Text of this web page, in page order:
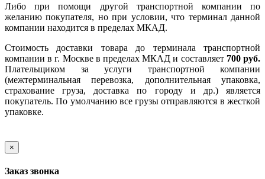
Либо при помощи другой транспортной компании по
желанию покупателя, но при условии, что терминал данной
компании находится в пределах МКАД.
Стоимость доставки товара до терминала транспортной
компании в г. Москве в пределах МКАД и составляет 700 руб.
Плательщиком за услуги транспортной компании
(межтерминальная перевозка, дополнительная упаковка,
страхование груза, доставка по городу и др.) является
покупатель. По умолчанию все грузы отправляются в жесткой
упаковке.
×
Заказ звонка